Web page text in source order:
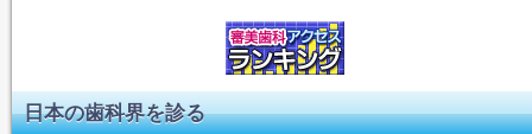
日本の歯科界を診る